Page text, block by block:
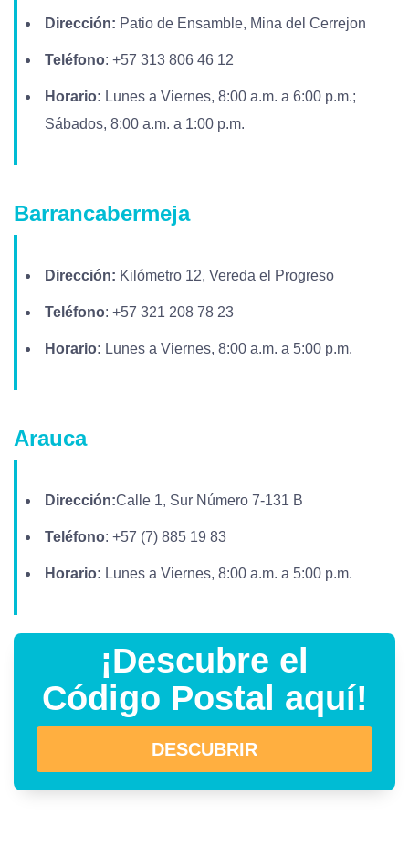
Dirección: Patio de Ensamble, Mina del Cerrejon
Teléfono: +57 313 806 46 12
Horario: Lunes a Viernes, 8:00 a.m. a 6:00 p.m.;
Sábados, 8:00 a.m. a 1:00 p.m.
Barrancabermeja
Dirección: Kilómetro 12, Vereda el Progreso
Teléfono: +57 321 208 78 23
Horario: Lunes a Viernes, 8:00 a.m. a 5:00 p.m.
Arauca
Dirección:Calle 1, Sur Número 7-131 B
Teléfono: +57 (7) 885 19 83
Horario: Lunes a Viernes, 8:00 a.m. a 5:00 p.m.
¡Descubre el
Código Postal aquí!
DESCUBRIR